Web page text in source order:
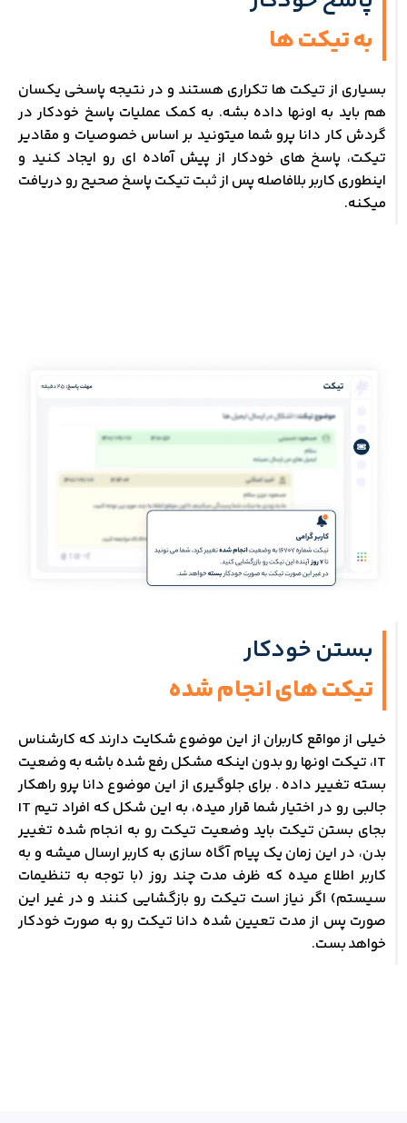
به تیکت ها
بسیاری از تیکت ها تکراری هستند و در نتیجه پاسخی یکسان
هم باید به اونها داده بشه. به کمک عملیات پاسخ خودکار در
گردش کار دانا پرو شما میتونید بر اساس خصوصیات و مقادیر
تیکت، پاسخ های خودکار از پیش آماده ای رو ایجاد کنید و
اینطوری کاربر بلافاصله پس از ثبت تیکت پاسخ صحیح رو دریافت
میکنه.
بستن خودکار
تیکت های انجام شده
خیلی از مواقع کاربران از این موضوع شکایت دارند که کارشناس
IT، تیکت اونها رو بدون اینکه مشکل رفع شده باشه به وضعیت
بسته تغییر داده . برای جلوگیری از این موضوع دانا پرو راهکار
جالبی رو در اختیار شما قرار میده، به این شکل که افراد تیم IT
بجای بستن تیکت باید وضعیت تیکت رو به انجام شده تغییر
بدن، در این زمان یک پیام آگاه سازی به کاربر ارسال میشه و به
کاربر اطلاع میده که ظرف مدت چند روز (با توجه به تنظیمات
سیستم) اگر نیاز است تیکت رو بازگشایی کنند و در غیر این
صورت پس از مدت تعیین شده دانا تیکت رو به صورت خودکار
خواهد بست.